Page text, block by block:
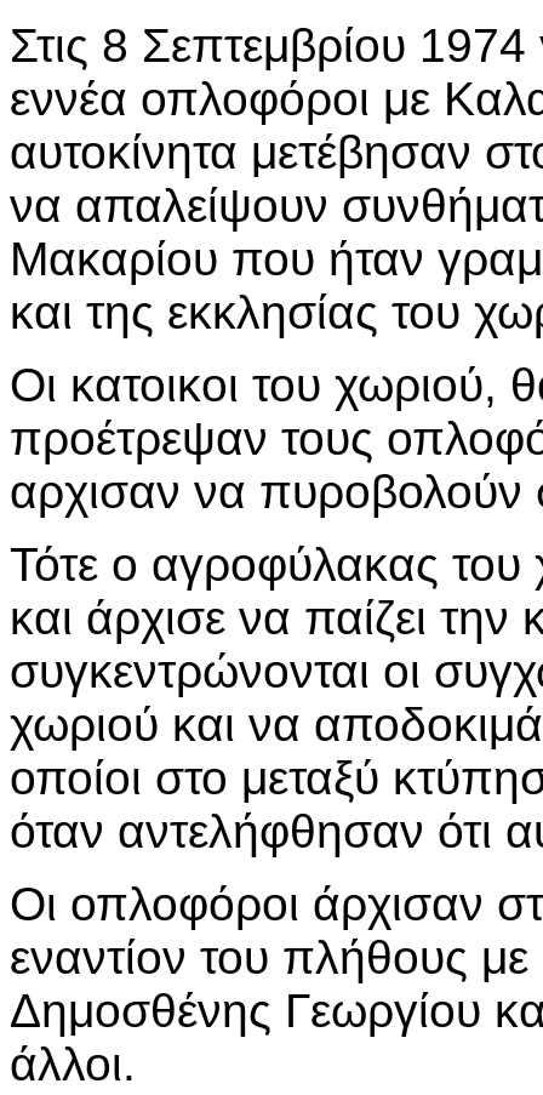
Στις 8 Σεπτεμβρίου
εννέα οπλοφόροι με
αυτοκίνητα μετέβησαν
να απαλείψουν
Μακαρίου που ήταν
και της εκκλησίας του
Οι κατοικοι του χωριού,
προέτρεψαν τους
αρχισαν να πυροβολούν
Τότε ο αγροφύλακας του
και άρχισε να παίζει
συγκεντρώνονται οι
χωριού και να
οποίοι στο μεταξύ
όταν αντελήφθησαν ότι
Οι οπλοφόροι άρχισαν
εναντίον του πλήθους
Δημοσθένης Γεωργίου
άλλοι.